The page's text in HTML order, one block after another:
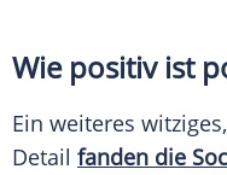
Wie positiv ist
Ein weiteres
Detail fanden die